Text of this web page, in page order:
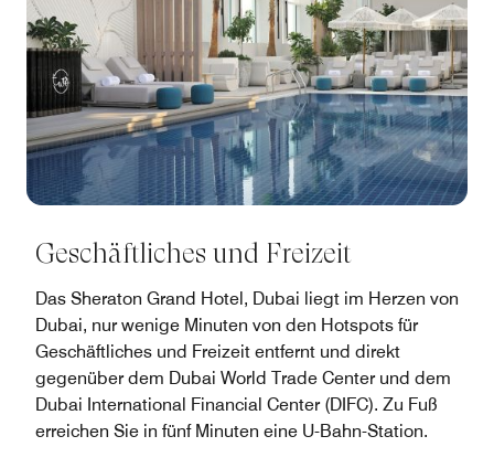
Geschäftliches und Freizeit
Das Sheraton Grand Hotel, Dubai liegt im Herzen von
Dubai, nur wenige Minuten von den Hotspots für
Geschäftliches und Freizeit entfernt und direkt
gegenüber dem Dubai World Trade Center und dem
Dubai International Financial Center (DIFC). Zu Fuß
erreichen Sie in fünf Minuten eine U-Bahn-Station.